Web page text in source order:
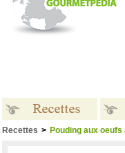
Recettes > Pouding aux